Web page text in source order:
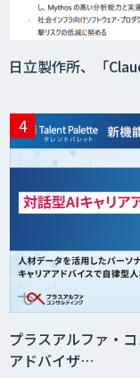
日立製作所、「
プラスアルファ・
アドバイザ…